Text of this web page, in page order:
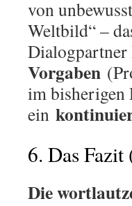
von
Weltbild“ –
Vorgaben
im bisherigen
ein
6. Das
Die